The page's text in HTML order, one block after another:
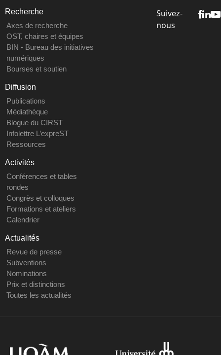
Recherche
Axes de recherche
OST, chaires et équipes
BIN - Bureau des initiatives
numériques
Bourses et soutien
Diffusion
Publications
Médiathèque
Blogue du CIRST
Infolettre L’expreST
Ressources
Activités
Conférences et tables
rondes
Congrès et colloques
Formations et ateliers
Calendrier
Actualités
Revue de presse
Subventions
Nominations
Prix et distinctions
Toutes les actualités
Suivez-
nous